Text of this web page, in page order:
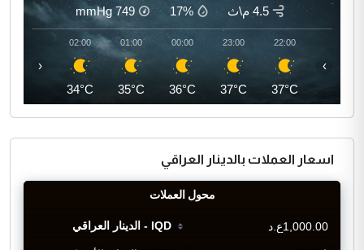
4.5 م\ث 17%
749
mmHg
22:00
37°C
23:00
37°C
00:00
36°C
01:00
35°C
02:00
34°C
‹ ›
اسعار العملات بالدينار العراقي